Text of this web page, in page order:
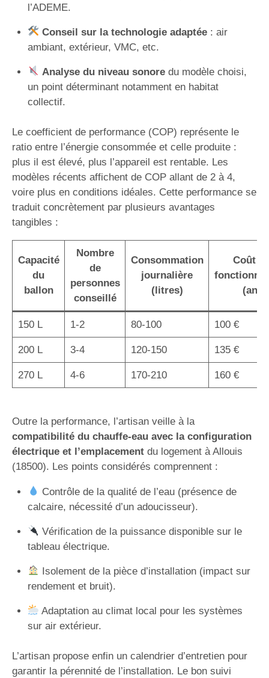
l’ADEME.
Conseil sur la technologie adaptée: air
ambiant, extérieur, VMC, etc.
Analyse du niveau sonoredu modèle choisi,
un point déterminant notamment en habitat
collectif.
Le coefficient de performance (COP) représente le
ratio entre l’énergie consommée et celle produite :
plus il est élevé, plus l’appareil est rentable. Les
modèles récents affichent de COP allant de 2 à 4,
voire plus en conditions idéales. Cette performance se
traduit concrètement par plusieurs avantages
tangibles :
Capacité
du
ballon
Nombre
de
personnes
conseillé
Consommation
journalière
(litres)
Coût
(an)
150 L 1-2 80-100 100 €
200 L 3-4 120-150 135 €
270 L 4-6 170-210 160 €
Outre la performance, l’artisan veille à la
compatibilité du chauffe-eau avec la configuration
électrique et l’emplacement du logement à Allouis
(18500). Les points considérés comprennent :
Contrôle de la qualité de l’eau (présence de
calcaire, nécessité d’un adoucisseur).
Vérification de la puissance disponible sur le
tableau électrique.
Isolement de la pièce d’installation (impact sur
rendement et bruit).
Adaptation au climat local pour les systèmes
sur air extérieur.
L’artisan propose enfin un calendrier d’entretien pour
garantir la pérennité de l’installation. Le bon suivi